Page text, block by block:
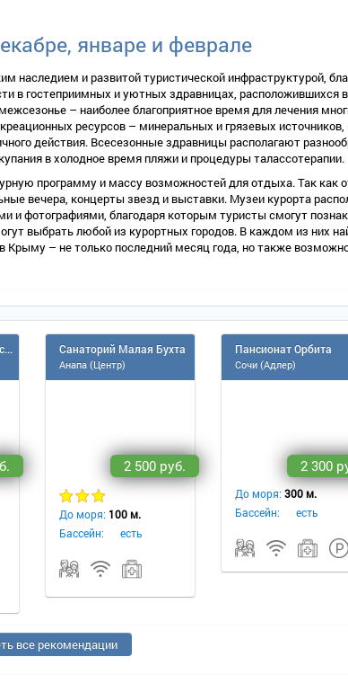
январе и феврале
и развитой туристической инфраструктурой,
гостеприимных и уютных здравницах, расположившихся
– наиболее благоприятное время для лечения
ресурсов – минеральных и грязевых
действия. Всесезонные здравницы располагают
в холодное время пляжи и процедуры талассотерапии.
программу и массу возможностей для отдыха. Так как
вечера, концерты звезд и выставки. Музеи курорта
фотографиями, благодаря которым туристы смогут
выбрать любой из курортных городов. В каждом из них
– не только последний месяц года, но также
Гостиничный комплекс Беларусь Санаторий Малая Бухта
Анапа (Центр)
2 500 руб.
До моря: 100 м.
Бассейн:
есть
Пансионат Орбита
Сочи (Адлер)
2 300
До моря:300 м.
Бассейн:
есть
все рекомендации